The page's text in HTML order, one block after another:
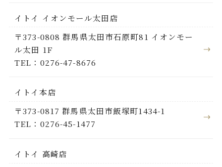
イトイ イオンモール太田店
〒373-0808 群馬県太田市石原町81 イオンモー
ル太田 1F
TEL：0276-47-8676
イトイ本店
〒373-0817 群馬県太田市飯塚町1434-1
TEL：0276-45-1477
イトイ 高崎店